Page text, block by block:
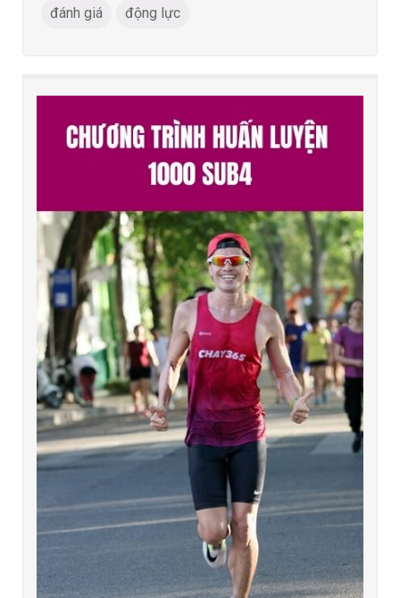
đánh giá động lực